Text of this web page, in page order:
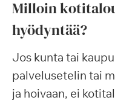
Milloin
hyödyntää?
Jos kunta tai
palvelusetelin tai
ja hoivaan, ei